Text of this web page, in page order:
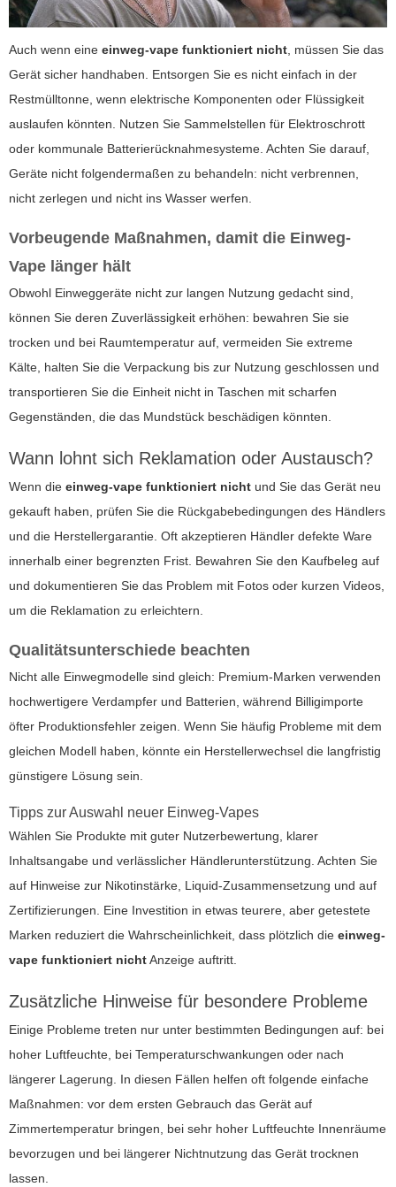
Auch wenn eine einweg-vape funktioniert nicht , müssen Sie das
Gerät sicher handhaben. Entsorgen Sie es nicht einfach in der
Restmülltonne, wenn elektrische Komponenten oder Flüssigkeit
auslaufen könnten. Nutzen Sie Sammelstellen für Elektroschrott
oder kommunale Batterierücknahmesysteme. Achten Sie darauf,
Geräte nicht folgendermaßen zu behandeln: nicht verbrennen,
nicht zerlegen und nicht ins Wasser werfen.
Vorbeugende Maßnahmen, damit die Einweg-
Vape länger hält
Obwohl Einweggeräte nicht zur langen Nutzung gedacht sind,
können Sie deren Zuverlässigkeit erhöhen: bewahren Sie sie
trocken und bei Raumtemperatur auf, vermeiden Sie extreme
Kälte, halten Sie die Verpackung bis zur Nutzung geschlossen und
transportieren Sie die Einheit nicht in Taschen mit scharfen
Gegenständen, die das Mundstück beschädigen könnten.
Wann lohnt sich Reklamation oder Austausch?
Wenn die einweg-vape funktioniert nicht und Sie das Gerät neu
gekauft haben, prüfen Sie die Rückgabebedingungen des Händlers
und die Herstellergarantie. Oft akzeptieren Händler defekte Ware
innerhalb einer begrenzten Frist. Bewahren Sie den Kaufbeleg auf
und dokumentieren Sie das Problem mit Fotos oder kurzen Videos,
um die Reklamation zu erleichtern.
Qualitätsunterschiede beachten
Nicht alle Einwegmodelle sind gleich: Premium-Marken verwenden
hochwertigere Verdampfer und Batterien, während Billigimporte
öfter Produktionsfehler zeigen. Wenn Sie häufig Probleme mit dem
gleichen Modell haben, könnte ein Herstellerwechsel die langfristig
günstigere Lösung sein.
Tipps zur Auswahl neuer Einweg-Vapes
Wählen Sie Produkte mit guter Nutzerbewertung, klarer
Inhaltsangabe und verlässlicher Händlerunterstützung. Achten Sie
auf Hinweise zur Nikotinstärke, Liquid-Zusammensetzung und auf
Zertifizierungen. Eine Investition in etwas teurere, aber getestete
Marken reduziert die Wahrscheinlichkeit, dass plötzlich die einweg-
vape funktioniert nichtAnzeige auftritt.
Zusätzliche Hinweise für besondere Probleme
Einige Probleme treten nur unter bestimmten Bedingungen auf: bei
hoher Luftfeuchte, bei Temperaturschwankungen oder nach
längerer Lagerung. In diesen Fällen helfen oft folgende einfache
Maßnahmen: vor dem ersten Gebrauch das Gerät auf
Zimmertemperatur bringen, bei sehr hoher Luftfeuchte Innenräume
bevorzugen und bei längerer Nichtnutzung das Gerät trocknen
lassen.